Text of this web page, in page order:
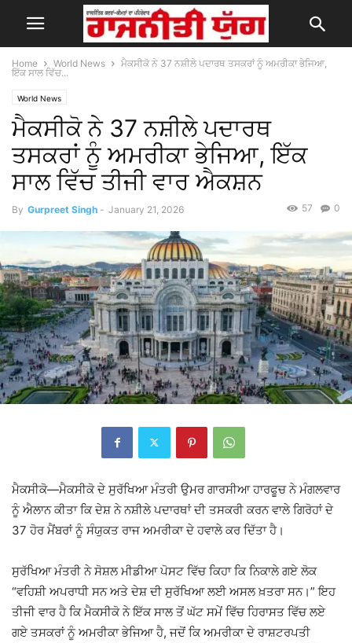
Home World News
ਮੈਕਸੀਕੋ ਨੇ 37 ਨਸ਼ੀਲੇ ਪਦਾਰਥ ਤਸਕਰਾਂ ਨੂੰ ਅਮਰੀਕਾ ਭੇਜਿਆ,
ਇੱਕ ਸਾਲ ਵਿੱਚ...
World News
ਮੈਕਸੀਕੋ ਨੇ 37 ਨਸ਼ੀਲੇ ਪਦਾਰਥ
ਤਸਕਰਾਂ ਨੂੰ ਅਮਰੀਕਾ ਭੇਜਿਆ, ਇੱਕ
ਸਾਲ ਵਿੱਚ ਤੀਜੀ ਵਾਰ ਐਕਸ਼ਨ
By Gurpreet Singh - January 21, 2026 0
57
ਮੈਕਸੀਕੋ—ਮੈਕਸੀਕੋ ਦੇ ਸੁਰੱਖਿਆ ਮੰਤਰੀ ਉਮਰ ਗਾਰਸੀਆ ਹਾਰਫੂਚ ਨੇ ਮੰਗਲਵਾਰ
ਨੂੰ ਐਲਾਨ ਕੀਤਾ ਕਿ ਦੇਸ਼ ਨੇ ਨਸ਼ੀਲੇ ਪਦਾਰਥਾਂ ਦੀ ਤਸਕਰੀ ਕਰਨ ਵਾਲੇ ਗਿਰੋਹਾਂ ਦੇ
37 ਹੋਰ ਮੈਂਬਰਾਂ ਨੂੰ ਸੰਯੁਕਤ ਰਾਜ ਅਮਰੀਕਾ ਦੇ ਹਵਾਲੇ ਕਰ ਦਿੱਤਾ ਹੈ।
ਸੁਰੱਖਿਆ ਮੰਤਰੀ ਨੇ ਸੋਸ਼ਲ ਮੀਡੀਆ ਪੋਸਟ ਵਿੱਚ ਕਿਹਾ ਕਿ ਨਿਕਾਲੇ ਗਏ ਲੋਕ
“ਵਹਿਸ਼ੀ ਅਪਰਾਧੀ ਸਨ ਅਤੇ ਦੇਸ਼ ਦੀ ਸੁਰੱਖਿਆ ਲਈ ਅਸਲ ਖ਼ਤਰਾ ਸਨ।” ਇਹ
ਤੀਜੀ ਵਾਰ ਹੈ ਕਿ ਮੈਕਸੀਕੋ ਨੇ ਇੱਕ ਸਾਲ ਤੋਂ ਘੱਟ ਸਮੇਂ ਵਿੱਚ ਹਿਰਾਸਤ ਵਿੱਚ ਲਏ
ਗਏ ਤਸਕਰਾਂ ਨੂੰ ਅਮਰੀਕਾ ਭੇਜਿਆ ਹੈ, ਜਦੋਂ ਕਿ ਅਮਰੀਕਾ ਦੇ ਰਾਸ਼ਟਰਪਤੀ